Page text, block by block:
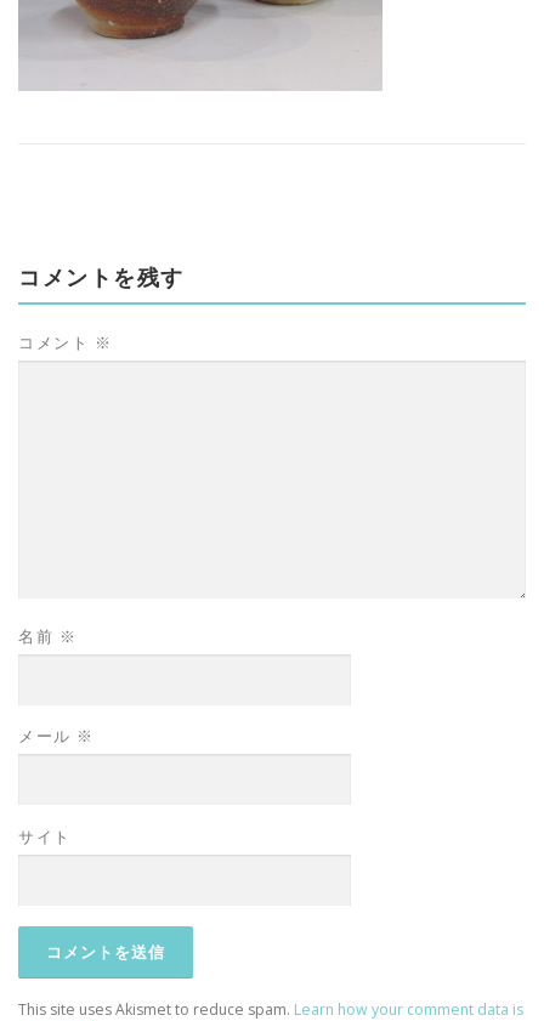
コメントを残す
コメント ※
名前 ※
メール ※
サイト
This site uses Akismet to reduce spam. Learn how your comment data is